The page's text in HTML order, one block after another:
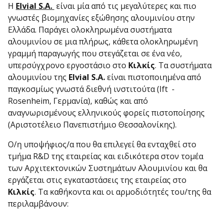
Η Elvial S.A. είναι μία από τις μεγαλύτερες και πιο
γνωστές βιομηχανίες εξώθησης αλουμινίου στην
Ελλάδα. Παράγει ολοκληρωμένα συστήματα
αλουμινίου σε μια πλήρως, κάθετα ολοκληρωμένη
γραμμή παραγωγής που στεγάζεται σε ένα νέο,
υπερσύγχρονο εργοστάσιο στο Κιλκίς. Τα συστήματα
αλουμινίου της Elvial S.A.είναι πιστοποιημένα από
παγκοσμίως γνωστά διεθνή ινστιτούτα (Ift -
Rosenheim, Γερμανία), καθώς και από
αναγνωρισμένους ελληνικούς φορείς πιστοποίησης
(Αριστοτέλειο Πανεπιστήμιο Θεσσαλονίκης).
Ο/η υποψήφιος/α που θα επιλεγεί θα ενταχθεί στο
τμήμα R&D της εταιρείας και ειδικότερα στον τομέα
των Αρχιτεκτονικών Συστημάτων Αλουμινίου και θα
εργάζεται στις εγκαταστάσεις της εταιρείας στο
Κιλκίς. Τα καθήκοντα και οι αρμοδιότητές του/της θα
περιλαμβάνουν: